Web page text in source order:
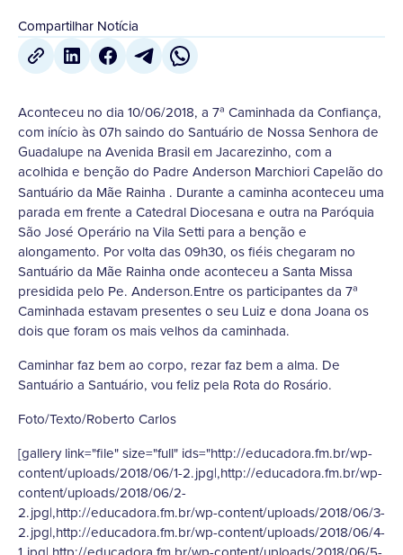
Compartilhar Notícia
Aconteceu no dia 10/06/2018, a 7ª Caminhada da Confiança,
com início às 07h saindo do Santuário de Nossa Senhora de
Guadalupe na Avenida Brasil em Jacarezinho, com a
acolhida e benção do Padre Anderson MarchioriCapelão do
Santuário da Mãe Rainha . Durante a caminha aconteceu uma
parada em frente a Catedral Diocesana e outra na Paróquia
São José Operário na Vila Setti para a benção e
alongamento. Por volta das 09h30, os fiéis chegaram no
Santuário da Mãe Rainha onde aconteceu a Santa Missa
presidida pelo Pe. Anderson.Entre os participantes da 7ª
Caminhada estavam presentes o seu Luiz e dona Joana os
dois que foram os mais velhos da caminhada.
Caminhar faz bem ao corpo, rezar faz bem a alma. De
Santuário a Santuário, vou feliz pela Rota do Rosário.
Foto/Texto/Roberto Carlos
[gallery link="file" size="full" ids="http://educadora.fm.br/wp-
content/uploads/2018/06/1-2.jpg|,http://educadora.fm.br/wp-
content/uploads/2018/06/2-
2.jpg|,http://educadora.fm.br/wp-content/uploads/2018/06/3-
2.jpg|,http://educadora.fm.br/wp-content/uploads/2018/06/4-